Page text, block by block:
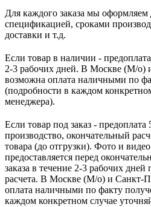
Для каждого заказа мы оформляем
спецификацией, сроками
доставки и т.д.
Если товар в наличии -
2-3 рабочих дней. В Москве (М/о)
возможна оплата наличными по
(подробности в каждом
менеджера).
Если товар под заказ - предоплата
производство, окончательный
товара (до отгрузки). Фото и видео
предоставляется перед
заказа в течение 2-3 рабочих дней
расчета. В Москве (М/о) и Санкт-
оплата наличными по факту
каждом конкретном случае